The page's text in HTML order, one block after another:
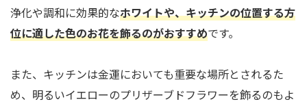
浄化や調和に効果的なホワイトや、キッチンの位置する方
位に適した色のお花を飾るのがおすすめです。
また、キッチンは金運においても重要な場所とされるた
め、明るいイエローのプリザーブドフラワーを飾るのもよ